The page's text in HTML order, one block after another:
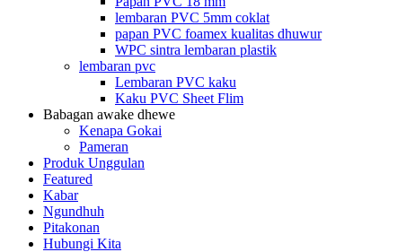
lembaran PVC 5mm coklat
papan PVC foamex kualitas dhuwur
WPC sintra lembaran plastik
lembaran pvc
Lembaran PVC kaku
Kaku PVC Sheet Flim
Babagan awake dhewe
Kenapa Gokai
Pameran
Produk Unggulan
Featured
Kabar
Ngundhuh
Pitakonan
Hubungi Kita